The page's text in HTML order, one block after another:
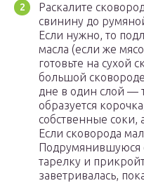
Раскалите
свинину до
Если нужно, то
масла (если же
готовьте на сухой
большой
дне в один слой —
образуется
собственные соки,
Если сковорода
Подрумянившуюся
тарелку и
заветривалась,